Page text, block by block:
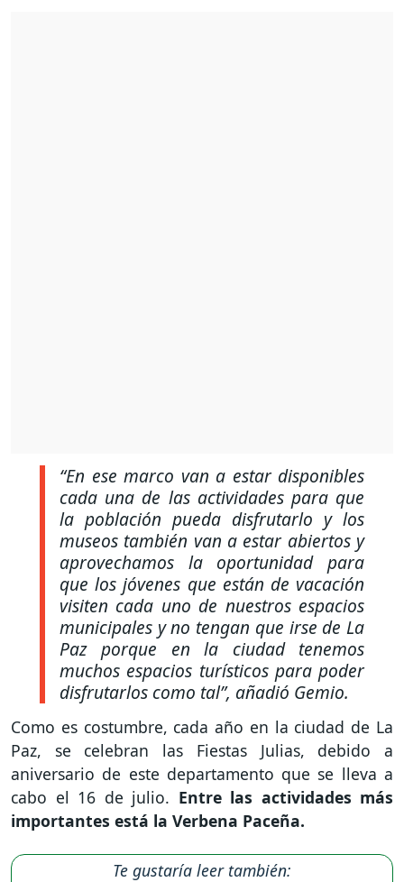
“En ese marco van a estar disponibles
cada una de las actividades para que
la población pueda disfrutarlo y los
museos también van a estar abiertos y
aprovechamos la oportunidad para
que los jóvenes que están de vacación
visiten cada uno de nuestros espacios
municipales y no tengan que irse de La
Paz porque en la ciudad tenemos
muchos espacios turísticos para poder
disfrutarlos como tal”, añadió Gemio.
Como es costumbre, cada año en la ciudad de La
Paz, se celebran las Fiestas Julias, debido a
aniversario de este departamento que se lleva a
cabo el 16 de julio. Entre las actividades más
importantes está la Verbena Paceña.
Te gustaría leer también: